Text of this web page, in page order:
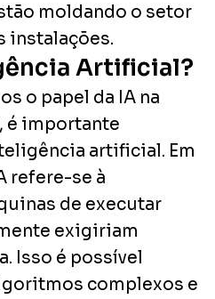
moldando o setor
instalações.
Artificial?
o papel da IA na
é importante
artificial. Em
refere-se à
de executar
exigiriam
Isso é possível
complexos e